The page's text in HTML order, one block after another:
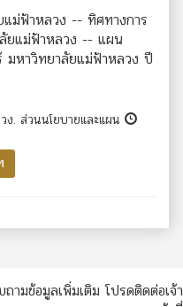
ม่ฟ้าหลวง -- ทิศทางการ
ยแม่ฟ้าหลวง -- แผน
มหาวิทยาลัยแม่ฟ้าหลวง ปี
ง. ส่วนนโยบายและแผน
มข้อมูลเพิ่มเติม โปรดติดต่อเจ้า